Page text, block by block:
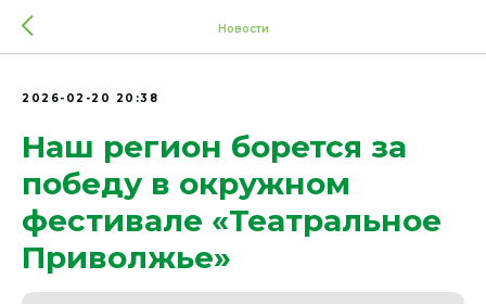
Новости
2026-02-20 20:38
Наш регион борется за
победу в окружном
фестивале «Театральное
Приволжье»